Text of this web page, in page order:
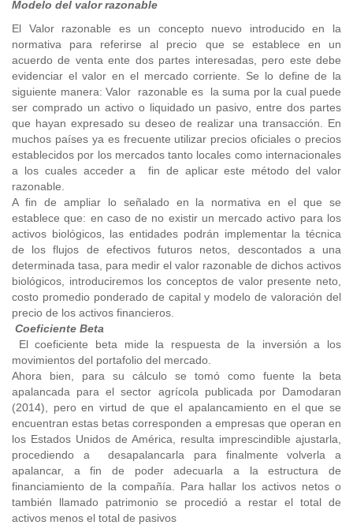
Modelo del valor razonable
El Valor razonable es un concepto nuevo introducido en la
normativa para referirse al precio que se establece en un
acuerdo de venta ente dos partes interesadas, pero este debe
evidenciar el valor en el mercado corriente. Se lo define de la
siguiente manera: Valor razonable es la suma por la cual puede
ser comprado un activo o liquidado un pasivo, entre dos partes
que hayan expresado su deseo de realizar una transacción. En
muchos países ya es frecuente utilizar precios oficiales o precios
establecidos por los mercados tanto locales como internacionales
a los cuales acceder a fin de aplicar este método del valor
razonable.
A fin de ampliar lo señalado en la normativa en el que se
establece que: en caso de no existir un mercado activo para los
activos biológicos, las entidades podrán implementar la técnica
de los flujos de efectivos futuros netos, descontados a una
determinada tasa, para medir el valor razonable de dichos activos
biológicos, introduciremos los conceptos de valor presente neto,
costo promedio ponderado de capital y modelo de valoración del
precio de los activos financieros.
Coeficiente Beta
El coeficiente beta mide la respuesta de la inversión a los
movimientos del portafolio del mercado.
Ahora bien, para su cálculo se tomó como fuente la beta
apalancada para el sector agrícola publicada por Damodaran
(2014), pero en virtud de que el apalancamiento en el que se
encuentran estas betas corresponden a empresas que operan en
los Estados Unidos de América, resulta imprescindible ajustarla,
procediendo a desapalancarla para finalmente volverla a
apalancar, a fin de poder adecuarla a la estructura de
financiamiento de la compañía. Para hallar los activos netos o
también llamado patrimonio se procedió a restar el total de
activos menos el total de pasivos